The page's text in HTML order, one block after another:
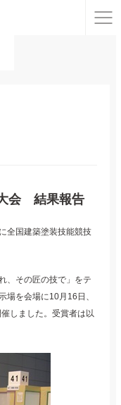
会 結果報告
全国建築塗装技能競技
、その匠の技で」をテ
場を会場に10月16日、
しました。受賞者は以